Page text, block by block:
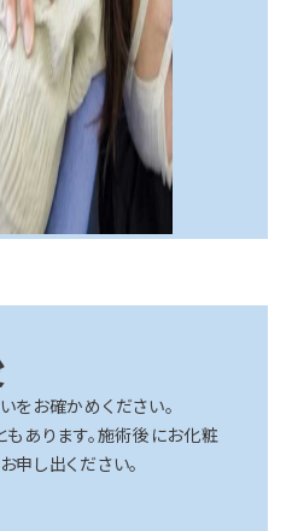
お確かめください。
あります。施術後にお化粧
し出ください。